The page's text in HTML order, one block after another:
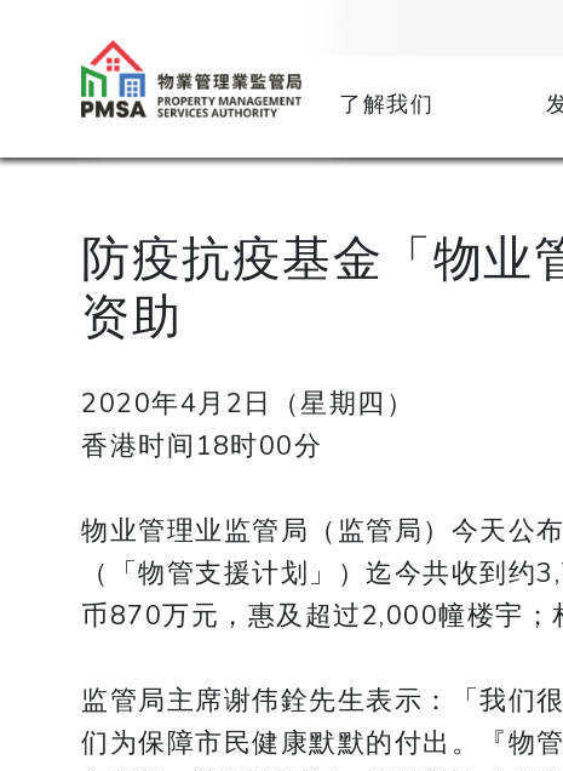
了解我们
防疫抗疫基金「物业
资助
2020年4月2日（星期四）
香港时间18时00分
物业管理业监管局（监管局）今天公
（「物管支援计划」）迄今共收到
币870万元，惠及超过2,000幢楼宇；
监管局主席谢伟銓先生表示：「我们
们为保障市民健康默默的付出。『物